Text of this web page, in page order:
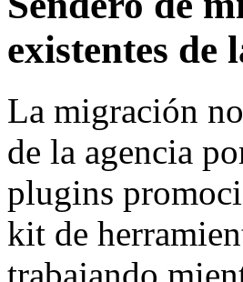
existentes de
La migración
de la agencia
plugins
kit de
trabajando